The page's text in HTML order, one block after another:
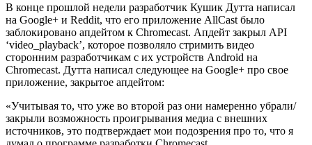
В конце прошлой недели разработчик Кушик Дутта написал
на Google+ и Reddit, что его приложение AllCast было
заблокировано апдейтом к Chromecast. Апдейт закрыл API
‘video_playback’, которое позволяло стримить видео
сторонним разработчикам с их устройств Android на
Chromecast. Дутта написал следующее на Google+ про свое
приложение, закрытое апдейтом:
«Учитывая то, что уже во второй раз они намеренно убрали/
закрыли возможность проигрывания медиа с внешних
источников, это подтверждает мои подозрения про то, что я